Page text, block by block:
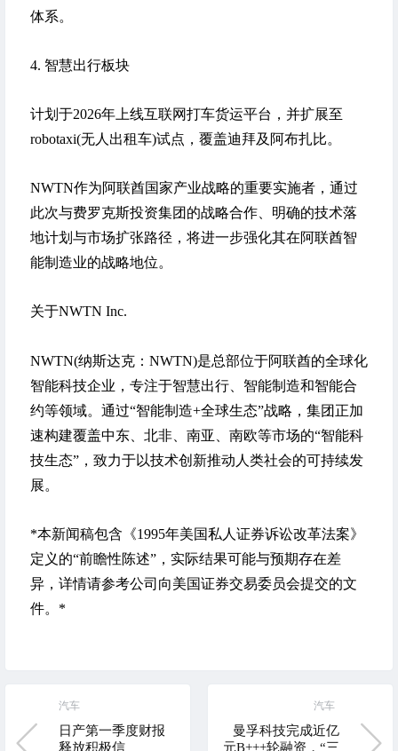
体系。
4. 智慧出行板块
计划于2026年上线互联网打车货运平台，并扩展至
robotaxi(无人出租车)试点，覆盖迪拜及阿布扎比。
NWTN作为阿联酋国家产业战略的重要实施者，通过
此次与费罗克斯投资集团 的战略合作、明确的技术落
地计划与市场扩张路径，将进一步强化其在阿联酋智
能制造业的战略地位。
关于NWTN Inc.
NWTN(纳斯达克：NWTN)是总部位于阿联酋的全球化
智能科技企业，专注于智慧出行、智能制造和智能合
约等领域。通过“智能制造+全球生态”战略，集团正加
速构建覆盖中东、北非、南亚、南欧等市场的“智能科
技生态”，致力于以技术创新推动人类社会的可持续发
展。
*本新闻稿包含《1995年美国私人证券诉讼改革法案》
定义的“前瞻性陈述”，实际结果可能与预期存在差
异，详情请参考公司向美国证券交易委员会提交的文
件。*
汽车
日产第一季度财报
释放积极信
汽车
曼孚科技完成近亿
元B+++轮融资，“三